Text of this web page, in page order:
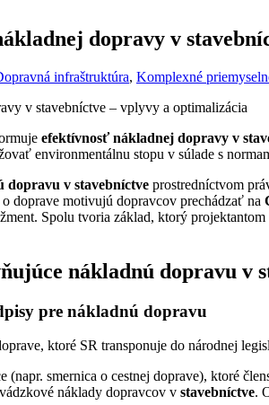
dopravy v
infraštruktúra, Komplexné
efektívnosť nákladnej dopravy v
environmentálnu stopu v súlade s
dopravu v stavebníctve prostredníctvom
o doprave motivujú dopravcov prechádzať na
Spolu tvoria základ, ktorý
nákladnú dopravu v
pre nákladnú dopravu
ktoré SR transponuje do národnej
(napr. smernica o cestnej doprave), ktoré
náklady dopravcov v stavebníctve.